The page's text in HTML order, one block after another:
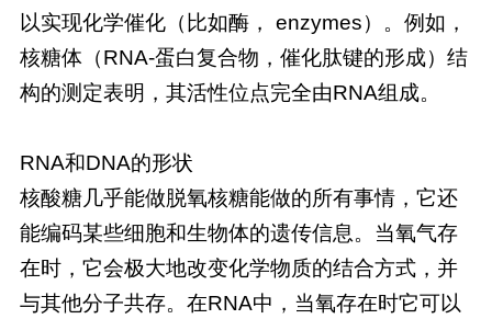
以实现化学催化（比如酶， enzymes）。例如，
核糖体（RNA-蛋白复合物，催化肽键的形成）结
构的测定表明，其活性位点完全由RNA组成。
RNA和DNA的形状
核酸糖几乎能做脱氧核糖能做的所有事情，它还
能编码某些细胞和生物体的遗传信息。当氧气存
在时，它会极大地改变化学物质的结合方式，并
与其他分子共存。在RNA中，当氧存在时它可以